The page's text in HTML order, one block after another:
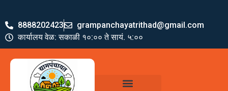
8888202423
grampanchayatrithad@gmail.com
कार्यालय वेळ: सकाळी १०:०० ते सायं. ५:००